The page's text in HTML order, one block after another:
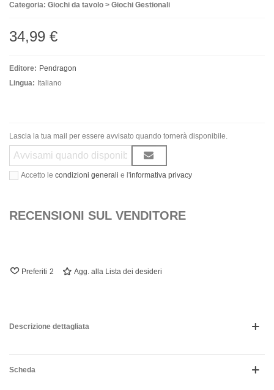
Categoria: Giochi da tavolo > Giochi Gestionali
34,99 €
Editore: Pendragon
Lingua: Italiano
Lascia la tua mail per essere avvisato quando tornerà disponibile.
Accetto le condizioni generali e l'informativa privacy
RECENSIONI SUL VENDITORE
Preferiti 2 Agg. alla Lista dei desideri
Descrizione dettagliata
Scheda